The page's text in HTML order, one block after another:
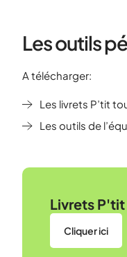
Les outils
A télécharger:
Les livrets P’tit
Les outils de
Livrets P'tit
Cliquer ici